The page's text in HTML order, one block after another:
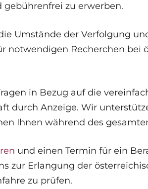
zu erwerben.
Umstände der Verfolgung
notwendigen Recherchen bei
in Bezug auf die
durch Anzeige. Wir
Ihnen während des
und einen Termin für ein
zur Erlangung der
zu prüfen.